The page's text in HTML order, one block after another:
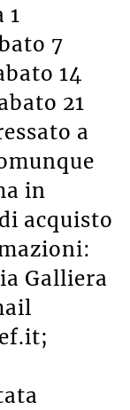
1
7
14
21
a
in
acquisto
Galliera